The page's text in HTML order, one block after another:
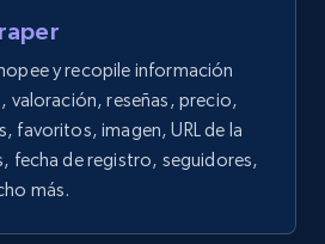
y recopile información
valoración, reseñas, precio,
favoritos, imagen, URL de la
fecha de registro, seguidores,
más.